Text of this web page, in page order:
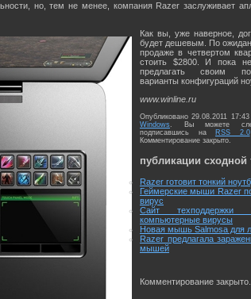
но, тем не менее, компания Razer заслуживает
Как вы, уже наверное,
будет дешевым. По
продаже в четвертом
стоить $2800. И пока
предлагать своим
варианты конфигураций
www.winline.ru
Опубликовано 29.08.2011
Windows. Вы можете
подписавшись на RSS 2.0
Комментирование закрыто.
публикации сходной
Razer готовит тонкий
Геймерские мыши Razer
вирус
Сайт техподдержки
компьютерные вирусы
Новая мышь Salmosa для
Razer предлагала
мышей
Комментирование закрыто.